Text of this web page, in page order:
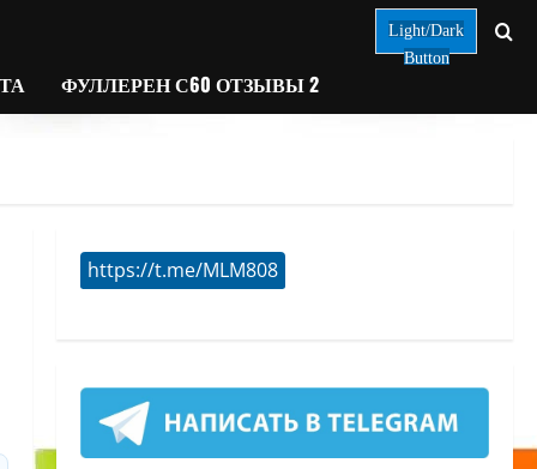
ФУЛЛЕРЕН С60 ОТЗЫВЫ 2
Light/Dark
Button
https://t.me/MLM808